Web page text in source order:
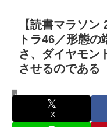
【読書マラソ
トラ46／形態
さ、ダイヤモン
させるのである
毎日秘教本！アリス・ベイリー読
X